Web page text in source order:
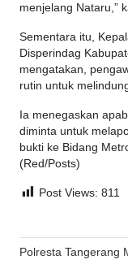
menjelang Nataru,”
Sementara itu,
Disperindag
mengatakan,
rutin untuk
Ia menegaskan
diminta untuk
bukti ke Bidang
(Red/Posts)
Post Views: 811
Post
Polresta Tangerang